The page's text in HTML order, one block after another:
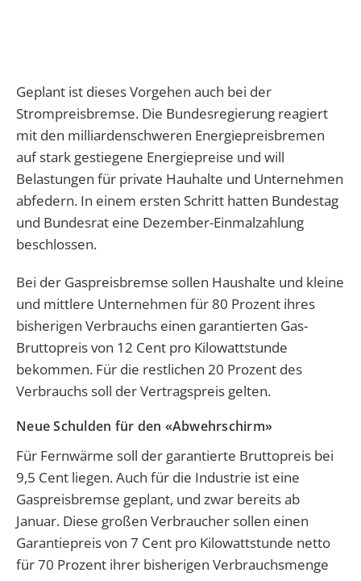
Geplant ist dieses Vorgehen auch bei der
Strompreisbremse. Die Bundesregierung reagiert
mit den milliardenschweren Energiepreisbremen
auf stark gestiegene Energiepreise und will
Belastungen für private Hauhalte und Unternehmen
abfedern. In einem ersten Schritt hatten Bundestag
und Bundesrat eine Dezember-Einmalzahlung
beschlossen.
Bei der Gaspreisbremse sollen Haushalte und kleine
und mittlere Unternehmen für 80 Prozent ihres
bisherigen Verbrauchs einen garantierten Gas-
Bruttopreis von 12 Cent pro Kilowattstunde
bekommen. Für die restlichen 20 Prozent des
Verbrauchs soll der Vertragspreis gelten.
Neue Schulden für den «Abwehrschirm»
Für Fernwärme soll der garantierte Bruttopreis bei
9,5 Cent liegen. Auch für die Industrie ist eine
Gaspreisbremse geplant, und zwar bereits ab
Januar. Diese großen Verbraucher sollen einen
Garantiepreis von 7 Cent pro Kilowattstunde netto
für 70 Prozent ihrer bisherigen Verbrauchsmenge